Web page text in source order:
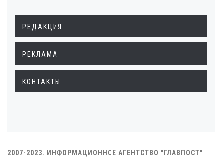
РЕДАКЦИЯ
РЕКЛАМА
КОНТАКТЫ
2007-2023. ИНФОРМАЦИОННОЕ АГЕНТСТВО "ГЛАВПОСТ"